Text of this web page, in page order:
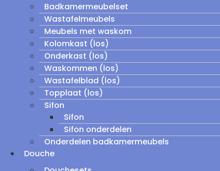
Badkamermeubelset
Wastafelmeubels
Meubels met waskom
Kolomkast (los)
Onderkast (los)
Waskommen (los)
Wastafelblad (los)
Topplaat (los)
Sifon
Sifon
Sifon onderdelen
Onderdelen badkamermeubels
Douche